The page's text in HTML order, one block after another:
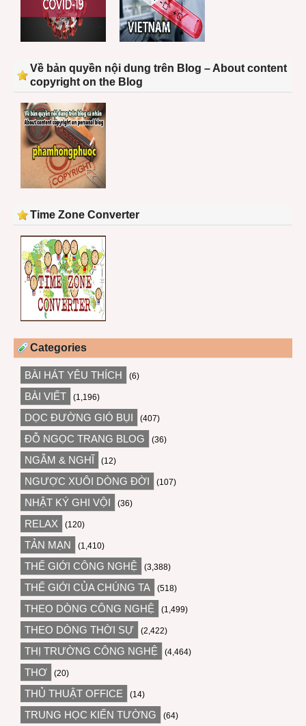
Về bản quyền nội dung trên Blog – About content
copyright on the Blog
Time Zone Converter
Categories
BÀI HÁT YÊU THÍCH (6)
BÀI VIẾT (1,196)
DỌC ĐƯỜNG GIÓ BỤI (407)
ĐỖ NGỌC TRANG BLOG (36)
NGẪM & NGHĨ (12)
NGƯỢC XUÔI DÒNG ĐỜI (107)
NHẬT KÝ GHI VỘI (36)
RELAX (120)
TẢN MẠN (1,410)
THẾ GIỚI CÔNG NGHỆ (3,388)
THẾ GIỚI CỦA CHÚNG TA (518)
THEO DÒNG CÔNG NGHỆ (1,499)
THEO DÒNG THỜI SỰ (2,422)
THỊ TRƯỜNG CÔNG NGHỆ (4,464)
THƠ (20)
THỦ THUẬT OFFICE (14)
TRUNG HỌC KIẾN TƯỜNG (64)